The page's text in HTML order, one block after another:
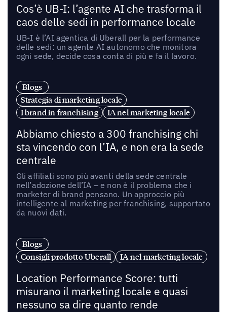
Cos’è UB-I: l’agente AI che trasforma il
caos delle sedi in performance locale
UB-I è l’AI agentica di Uberall per la performance
delle sedi: un agente AI autonomo che monitora
ogni sede, decide cosa conta di più e fa il lavoro.
Blogs
Strategia di marketing locale
I brand in franchising
IA nel marketing locale
Abbiamo chiesto a 300 franchising chi
sta vincendo con l’IA, e non era la sede
centrale
Gli affiliati sono più avanti della sede centrale
nell’adozione dell’IA – e non è il problema che i
marketer di brand pensano. Un approccio più
intelligente al marketing per franchising, supportato
da nuovi dati.
Blogs
Consigli prodotto Uberall
IA nel marketing locale
Location Performance Score: tutti
misurano il marketing locale e quasi
nessuno sa dire quanto rende